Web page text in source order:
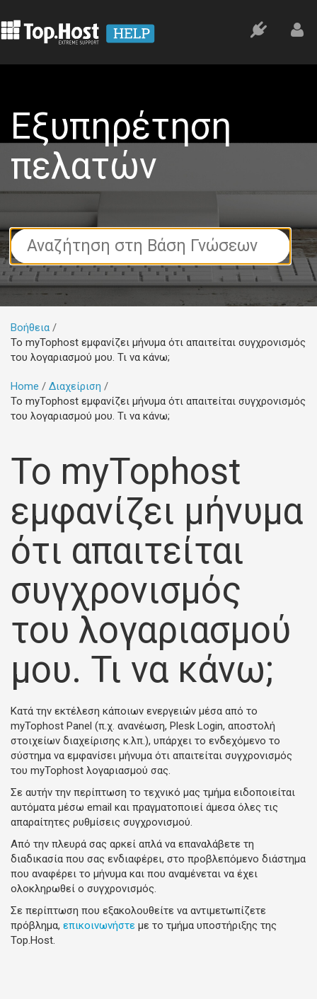
Εξυπηρέτηση
πελατών
Search
For
Βοήθεια
Το myTophost εμφανίζει μήνυμα ότι απαιτείται συγχρονισμός
του λογαριασμού μου. Τι να κάνω;
Home
Διαχείριση
Το myTophost εμφανίζει μήνυμα ότι απαιτείται συγχρονισμός
του λογαριασμού μου. Τι να κάνω;
Το myTophost
εμφανίζει μήνυμα
ότι απαιτείται
συγχρονισμός
του λογαριασμού
μου. Τι να κάνω;
Κατά την εκτέλεση κάποιων ενεργειών μέσα από το
myTophost Panel (π.χ. ανανέωση, Plesk Login, αποστολή
στοιχείων διαχείρισης κ.λπ.), υπάρχει το ενδεχόμενο το
σύστημα να εμφανίσει μήνυμα ότι απαιτείται συγχρονισμός
του myTophost λογαριασμού σας.
Σε αυτήν την περίπτωση το τεχνικό μας τμήμα ειδοποιείται
αυτόματα μέσω email και πραγματοποιεί άμεσα όλες τις
απαραίτητες ρυθμίσεις συγχρονισμού.
Από την πλευρά σας αρκεί απλά να επαναλάβετε τη
διαδικασία που σας ενδιαφέρει, στο προβλεπόμενο διάστημα
που αναφέρει το μήνυμα και που αναμένεται να έχει
ολοκληρωθεί ο συγχρονισμός.
Σε περίπτωση που εξακολουθείτε να αντιμετωπίζετε
πρόβλημα, επικοινωνήστε με το τμήμα υποστήριξης της
Top.Host.